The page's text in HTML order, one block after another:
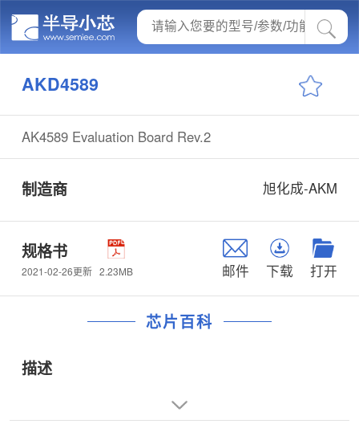
AKD4589
AK4589 Evaluation Board Rev.2
制造商 旭化成-AKM
规格书
2021-02-26更新 2.23MB 邮件 下载 打开
芯片百科
描述